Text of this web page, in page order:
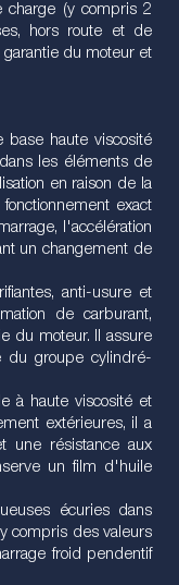
charge (y compris 2
hors route et de
garantie du moteur et
base haute viscosité
les éléments de
en raison de la
exact
l'accélération
un changement de
anti-usure et
de carburant,
du moteur. Il assure
du groupe cylindré-
à haute viscosité et
extérieures, il a
une résistance aux
un film d'huile
écuries dans
compris des valeurs
froid pendentif